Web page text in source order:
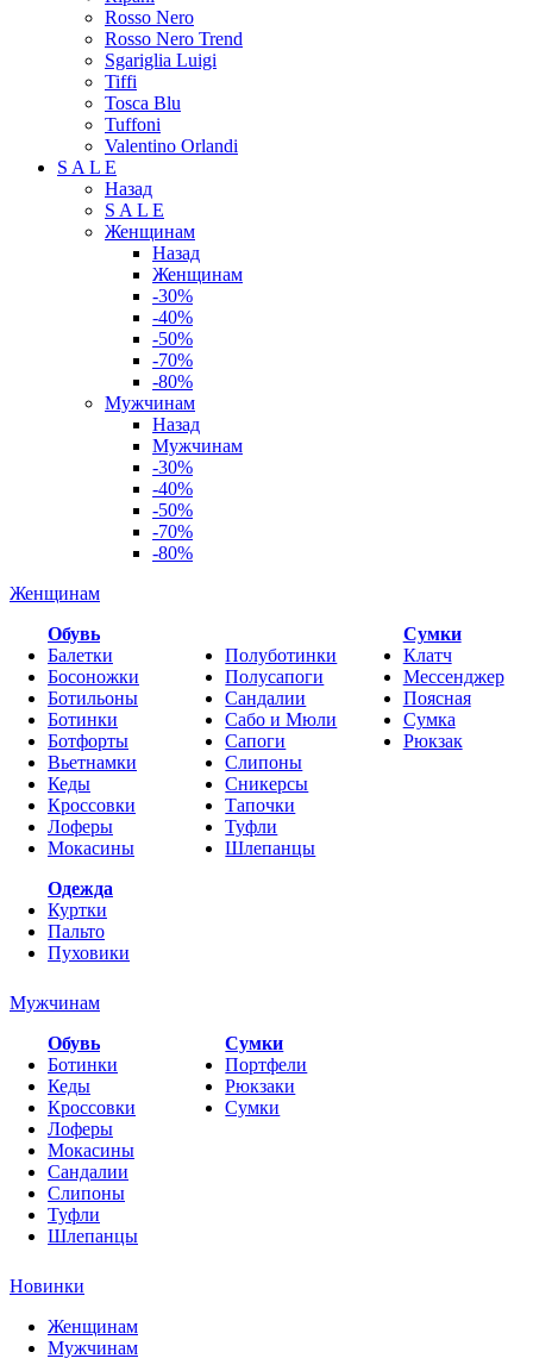
Rosso Nero
Rosso Nero Trend
Sgariglia Luigi
Tiffi
Tosca Blu
Tuffoni
Valentino Orlandi
S A L E
Назад
S A L E
Женщинам
Назад
Женщинам
-30%
-40%
-50%
-70%
-80%
Мужчинам
Назад
Мужчинам
-30%
-40%
-50%
-70%
-80%
Женщинам
Обувь
Балетки
Босоножки
Ботильоны
Ботинки
Ботфорты
Вьетнамки
Кеды
Кроссовки
Лоферы
Мокасины
Полуботинки
Полусапоги
Сандалии
Сабо и Мюли
Сапоги
Слипоны
Сникерсы
Тапочки
Туфли
Шлепанцы
Cумки
Клатч
Мессенджер
Поясная
Сумка
Рюкзак
Одежда
Куртки
Пальто
Пуховики
Мужчинам
Обувь
Ботинки
Кеды
Кроссовки
Лоферы
Мокасины
Сандалии
Слипоны
Туфли
Шлепанцы
Сумки
Портфели
Рюкзаки
Сумки
Новинки
Женщинам
Мужчинам